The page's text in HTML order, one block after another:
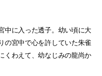
中に入った透子。幼い頃に大
の宮中で心を許していた朱雀
わえて、幼なじみの龍尚か